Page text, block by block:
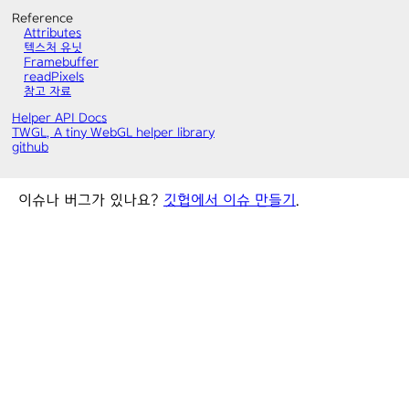
Reference
Attributes
텍스처 유닛
Framebuffer
readPixels
참고 자료
Helper API Docs
TWGL, A tiny WebGL helper library
github
이슈나 버그가 있나요? 깃헙에서 이슈 만들기 .